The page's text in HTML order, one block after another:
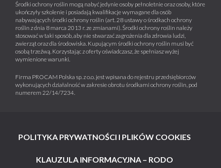
Środki ochrony roślin mogą nabyć jedynie osoby pełnoletnie oraz osoby, które
ukończyły szkolenie i posiadają kwalifikacje wymagane dla osób
nabywających środki ochrony roślin (art. 28 ustawy o środkach ochrony
roślin z dnia 8 marca 2013 r. ze zmianami). Środki ochrony roślin należy
stosować w taki sposób, aby nie stwarzać zagrożenia dla zdrowia ludzi,
zwierząt oraz dla środowiska. Kupującym środki ochrony roślin musi być
osobą trzeźwą. Korzystając z oferty oświadczasz, że spełniasz wyżej
wymienione warunki.
Firma PROCAM Polska sp. z o.o. jest wpisana do rejestru przedsiębiorców
wykonujących działalność w zakresie obrotu środkami ochrony roślin, pod
numerem 22/14/7234.
POLITYKA PRYWATNOŚCI I PLIKÓW COOKIES
KLAUZULA INFORMACYJNA – RODO